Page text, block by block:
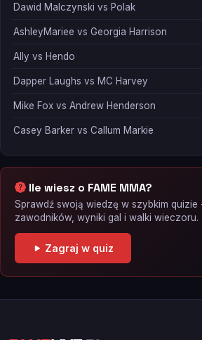
Dawid Malczynski vs Polak
AshleyMariee vs Georgia Harrison
Ally vs Hendo
Dapper Laughs vs MC Harvey
Mike Fox vs Andrew Henderson
Casey Barker vs Callum Markie
Ile wiesz o FAME MMA?
Sprawdź swoją wiedzę w szybkim quizie
zawodników, wyniki gal i walki wieczoru.
Zagraj w quiz